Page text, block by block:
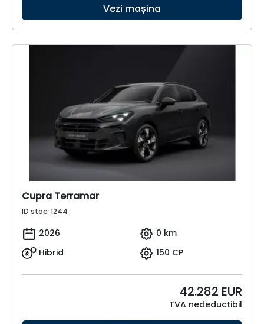
Vezi mașina
Cupra Terramar
ID stoc: 1244
2026
0 km
Hibrid
150 CP
42.282 EUR
TVA nedeductibil